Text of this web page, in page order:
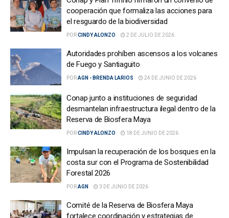
cooperación que formaliza las acciones para
el resguardo de la biodiversidad
PORCINDY ALONZO 2 DE JULIO DE 2026
Autoridades prohíben ascensos a los volcanes
de Fuego y Santiaguito
PORAGN - BRENDA LARIOS 24 DE JUNIO DE 2026
Conap junto a instituciones de seguridad
desmantelan infraestructura ilegal dentro de la
Reserva de Biosfera Maya
PORCINDY ALONZO 18 DE JUNIO DE 2026
Impulsan la recuperación de los bosques en la
costa sur con el Programa de Sostenibilidad
Forestal 2026
PORAGN 3 DE JUNIO DE 2026
Comité de la Reserva de Biosfera Maya
fortalece coordinación y estrategias de